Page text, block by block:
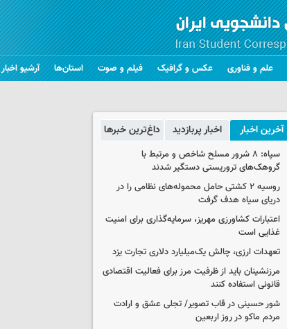
علم و فناوری عکس و گرافیک فیلم و صوت استان‌ها آرشیو اخبار
آخرین اخبار اخبار پربازدید داغ‌ترین خبرها
سپاه: ۸ شرور مسلح شاخص و مرتبط با
گروهک‌های تروریستی دستگیر شدند
روسیه ۲ کشتی حامل محموله‌های نظامی را در
دریای سیاه هدف گرفت
اعتبارات کشاورزی مهریز، سرمایه‌گذاری برای امنیت
غذایی است
تعهدات ارزی، چالش یک‌میلیارد دلاری تجارت یزد
مرزنشینان باید از ظرفیت مرز برای فعالیت اقتصادی
قانونی استفاده کنند
شور حسینی در قاب تصویر/ تجلی عشق و ارادت
مردم ماکو در روز اربعین